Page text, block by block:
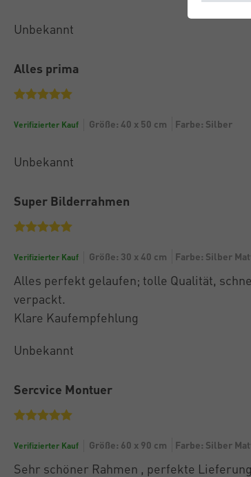
Unbekannt
Alles prima
Verifizierter Kauf Größe: 40 x 50 cm Farbe: Silber
Unbekannt
Super Bilderrahmen
Verifizierter Kauf Größe: 30 x 40 cm Farbe: Silber
Alles perfekt gelaufen; tolle Qualität,
verpackt.
Klare Kaufempfehlung
Unbekannt
Sercvice Montuer
Verifizierter Kauf Größe: 60 x 90 cm Farbe: Silber
Sehr schöner Rahmen , perfekte